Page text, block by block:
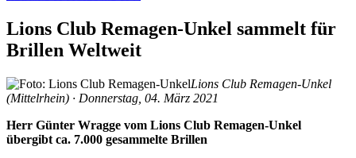
Lions Club Remagen-Unkel sammelt für
Brillen Weltweit
Lions Club Remagen-Unkel
(Mittelrhein) · Donnerstag, 04. März 2021
Herr Günter Wragge vom Lions Club Remagen-Unkel
übergibt ca. 7.000 gesammelte Brillen